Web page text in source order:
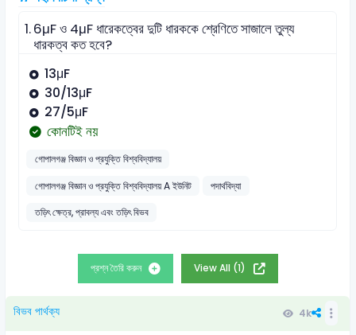
1.6μF ও 4μF ধারেকত্বের দুটি ধারককে শ্রেণিতে সাজালে তুল্য
ধারকত্ব কত হবে?
13μF
30/13μF
27/5μF
কোনটিই নয়
গোপালগঞ্জ বিজ্ঞান ও প্রযুক্তি বিশ্ববিদ্যালয়
গোপালগঞ্জ বিজ্ঞান ও প্রযুক্তি বিশ্ববিদ্যালয় A ইউনিট
পদার্থবিদ্যা
তড়িৎ ক্ষেত্র, প্রাবল্য এবং তড়িৎ বিভব
প্রশ্ন তৈরি করুন View All (1)
বিভব পার্থক্য 4k